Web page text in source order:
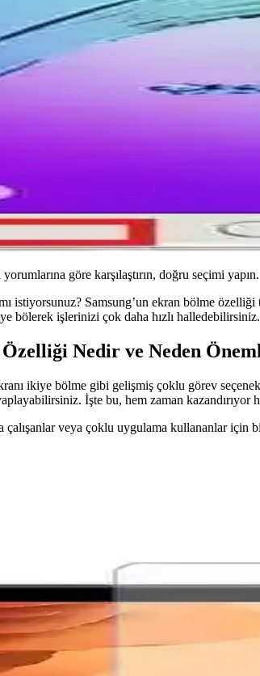
göre karşılaştırın, doğru seçimi yapın.
istiyorsunuz? Samsung’un ekran bölme
bölerek işlerinizi çok daha hızlı halledebilirsiniz.
Nedir ve Neden
ikiye bölme gibi gelişmiş çoklu görev
İşte bu, hem zaman
veya çoklu uygulama kullananlar için
ve Kurtarma Araçlarının
kurtarma araçları kısıtlandı. Bu
Ekranı Özelliği ve Kullanıcı